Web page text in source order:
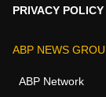
PRIVACY POLICY
ABP NEWS
ABP Network